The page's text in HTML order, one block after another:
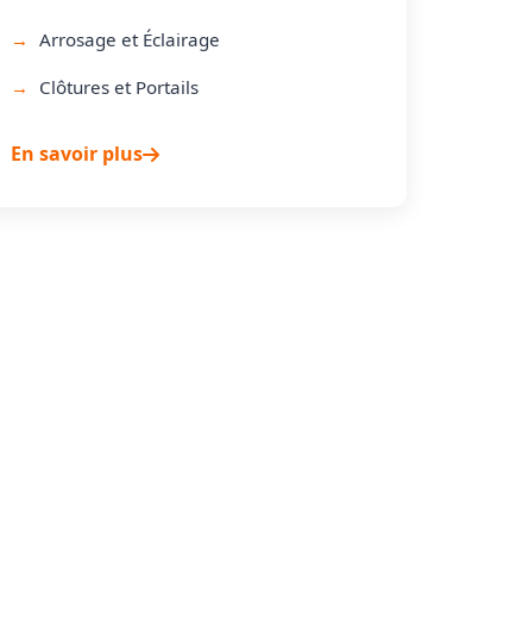
Arrosage et Éclairage
Clôtures et Portails
En savoir plus